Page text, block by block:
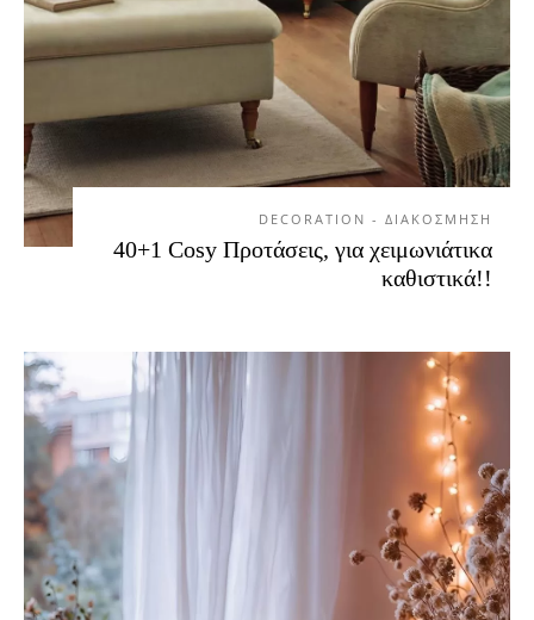
DECORATION - ΔΙΑΚΟΣΜΗΣΗ
40+1 Cosy Προτάσεις, για χειμωνιάτικα
καθιστικά!!